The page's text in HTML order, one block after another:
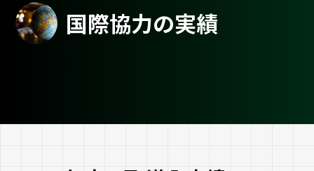
国際協力の実績